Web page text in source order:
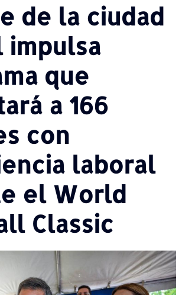
de la ciudad
impulsa
que
a 166
con
laboral
el World
Classic